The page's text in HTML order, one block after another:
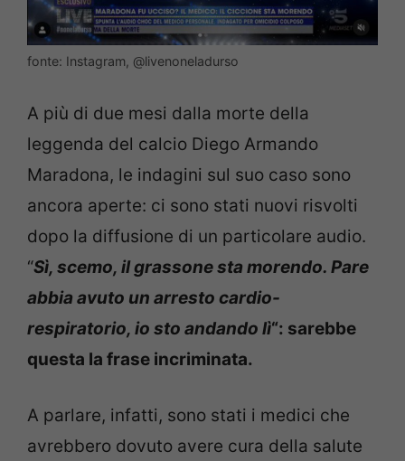
fonte: Instagram, @livenoneladurso
A più di due mesi dalla morte della
leggenda del calcio Diego Armando
Maradona, le indagini sul suo caso sono
ancora aperte: ci sono stati nuovi risvolti
dopo la diffusione di un particolare audio.
“Sì, scemo, il grassone sta morendo. Pare
abbia avuto un arresto cardio-
respiratorio, io sto andando lì“: sarebbe
questa la frase incriminata.
A parlare, infatti, sono stati i medici che
avrebbero dovuto avere cura della salute